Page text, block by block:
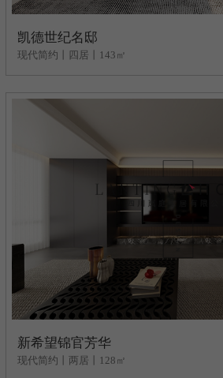
凯德世纪名邸
现代简约丨四居丨143㎡
新希望锦官芳华
现代简约丨两居丨128㎡